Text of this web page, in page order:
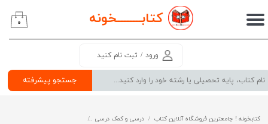
کتابــــــــخونه
جستجو پیشرفته
ورود / ثبت نام کنید
حساب کاربری من
سفارشات
۰
کتابخونه ! جامعترین فروشگاه آنلاین کتاب درسی و کمک درسی